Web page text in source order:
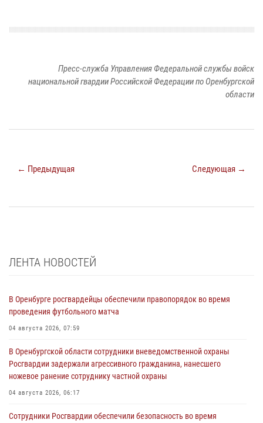
Пресс-служба Управления Федеральной службы войск
национальной гвардии Российской Федерации по Оренбургской
области
← Предыдущая Следующая →
ЛЕНТА НОВОСТЕЙ
В Оренбурге росгвардейцы обеспечили правопорядок во время
проведения футбольного матча
04 августа 2026, 07:59
В Оренбургской области сотрудники вневедомственной охраны
Росгвардии задержали агрессивного гражданина, нанесшего
ножевое ранение сотруднику частной охраны
04 августа 2026, 06:17
Сотрудники Росгвардии обеспечили безопасность во время